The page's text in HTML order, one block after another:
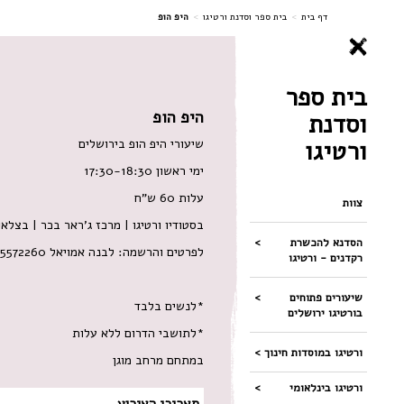
דף בית > בית ספר וסדנת ורטיגו > היפ הופ
בית ספר
וסדנת
ורטיגו
צוות
הסדנא להכשרת
רקדנים - ורטיגו
שיעורים פתוחים
בורטיגו ירושלים
ורטיגו במוסדות חינוך
ורטיגו בינלאומי
היפ הופ
שיעורי היפ הופ בירושלים
ימי ראשון 17:30-18:30
עלות 60 ש"ח
בסטודיו ורטיגו | מרכז ג'ראר בכר | בצלאל
לפרטים והרשמה: לבנה אמויאל 052-5572260
*לנשים בלבד
*לתושבי הדרום ללא עלות
במתחם מרחב מוגן